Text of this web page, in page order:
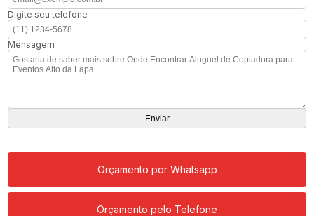
Digite seu telefone
Mensagem
Orçamento por Whatsapp
Orçamento pelo Telefone